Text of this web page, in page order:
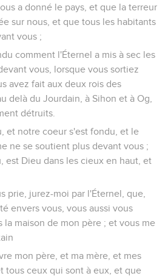
a donné le pays, et que la terreur
sur nous, et que tous les habitants
vous ;
comment l'Éternel a mis à sec les
vous, lorsque vous sortiez
avez fait aux deux rois des
delà du Jourdain, à Sihon et à Og,
détruits.
et notre coeur s'est fondu, et le
ne se soutient plus devant vous ;
est Dieu dans les cieux en haut, et
prie, jurez-moi par l'Éternel, que,
envers vous, vous aussi vous
la maison de mon père ; et vous me
mon père, et ma mère, et mes
tous ceux qui sont à eux, et que